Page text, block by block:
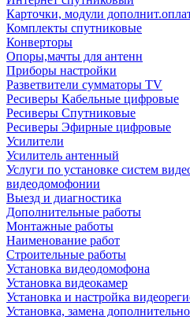
Карточки, модули
Комплекты спутниковые
Конверторы
Опоры,мачты для антенн
Приборы настройки
Разветвители сумматоры TV
Ресиверы Кабельные цифровые
Ресиверы Спутниковые
Ресиверы Эфирные цифровые
Усилители
Усилитель антенный
Услуги по установке систем
видеодомофонии
Выезд и диагностика
Дополнительные работы
Монтажные работы
Наименование работ
Строительные работы
Установка видеодомофона
Установка видеокамер
Установка и настройка
Установка, замена